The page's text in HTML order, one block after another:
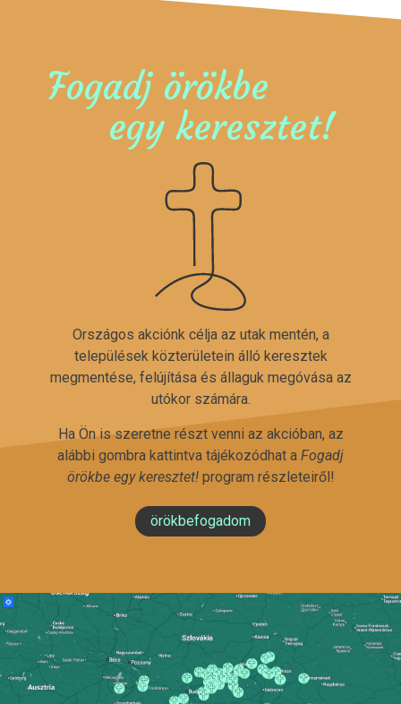
Fogadj örökbe
egy keresztet!
Országos akciónk célja az utak mentén, a
települések közterületein álló keresztek
megmentése, felújítása és állaguk megóvása az
utókor számára.
Ha Ön is szeretne részt venni az akcióban, az
alábbi gombra kattintva tájékozódhat a Fogadj
örökbe egy keresztet!program részleteiről!
örökbefogadom